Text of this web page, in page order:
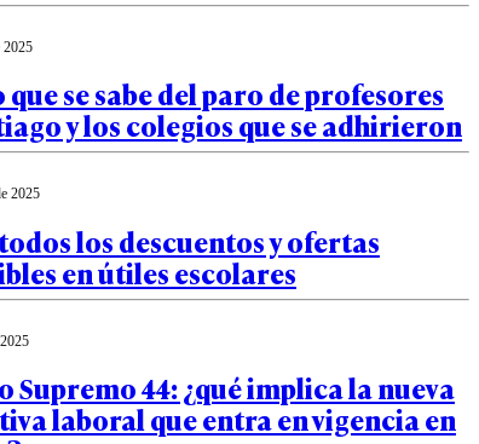
2025
que se sabe del paro de profesores
y los colegios que se adhirieron
2025
los descuentos y ofertas
en útiles escolares
Supremo 44: ¿qué implica la nueva
laboral que entra en vigencia en